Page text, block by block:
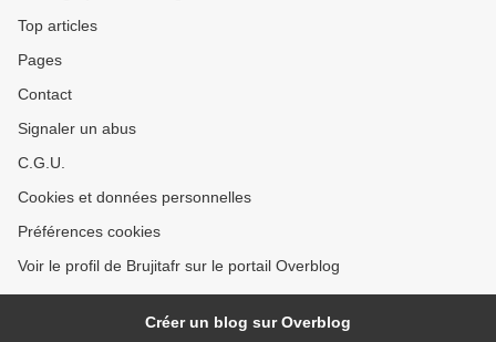
allemands, la subversion
d'approvisionnement et
les téléviseurs intelligents,
les voitures et les iPhones »
Top articles
Pages
Contact
Signaler un abus
C.G.U.
Cookies et données personnelles
Préférences cookies
Voir le profil de Brujitafr sur le portail Overblog
Créer un blog sur Overblog